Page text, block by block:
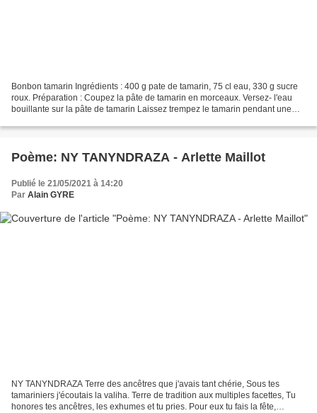
Bonbon tamarin Ingrédients : 400 g pate de tamarin, 75 cl eau, 330 g sucre
roux. Préparation : Coupez la pâte de tamarin en morceaux. Versez- l'eau
bouillante sur la pâte de tamarin Laissez trempez le tamarin pendant une
Poème: NY TANYNDRAZA - Arlette Maillot
Publié le 21/05/2021 à 14:20
Par Alain GYRE
NY TANYNDRAZA Terre des ancêtres que j'avais tant chérie, Sous tes
tamariniers j'écoutais la valiha. Terre de tradition aux multiples facettes, Tu
honores tes ancêtres, les exhumes et tu pries. Pour eux tu fais la fête,